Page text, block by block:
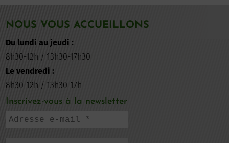
NOUS VOUS ACCUEILLONS
Du lundi au jeudi :
8h30-12h / 13h30-17h30
Le vendredi :
8h30-12h / 13h30-17h
Inscrivez-vous à la newsletter